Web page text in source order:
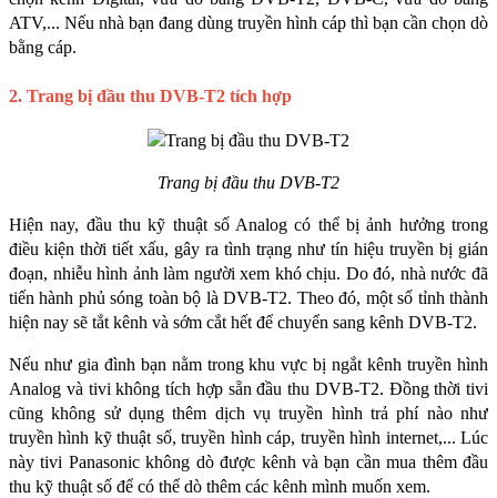
ATV,... Nếu nhà bạn đang dùng truyền hình cáp thì bạn cần chọn dò
bằng cáp.
2. Trang bị đầu thu DVB-T2 tích hợp
Trang bị đầu thu DVB-T2
Hiện nay, đầu thu kỹ thuật số Analog có thể bị ảnh hưởng trong
điều kiện thời tiết xấu, gây ra tình trạng như tín hiệu truyền bị gián
đoạn, nhiễu hình ảnh làm người xem khó chịu. Do đó, nhà nước đã
tiến hành phủ sóng toàn bộ là DVB-T2. Theo đó, một số tỉnh thành
hiện nay sẽ tắt kênh và sớm cắt hết để chuyển sang kênh DVB-T2.
Nếu như gia đình bạn nằm trong khu vực bị ngắt kênh truyền hình
Analog và tivi không tích hợp sẵn đầu thu DVB-T2. Đồng thời tivi
cũng không sử dụng thêm dịch vụ truyền hình trả phí nào như
truyền hình kỹ thuật số, truyền hình cáp, truyền hình internet,... Lúc
này tivi Panasonic không dò được kênh và bạn cần mua thêm đầu
thu kỹ thuật số để có thể dò thêm các kênh mình muốn xem.